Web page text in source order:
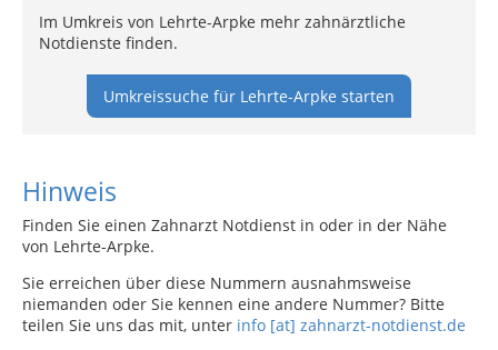
Im Umkreis von Lehrte-Arpke mehr zahnärztliche
Notdienste finden.
Umkreissuche für Lehrte-Arpke starten
Hinweis
Finden Sie einen Zahnarzt Notdienst in oder in der Nähe
von Lehrte-Arpke.
Sie erreichen über diese Nummern ausnahmsweise
niemanden oder Sie kennen eine andere Nummer? Bitte
teilen Sie uns das mit, unter info [at] zahnarzt-notdienst.de